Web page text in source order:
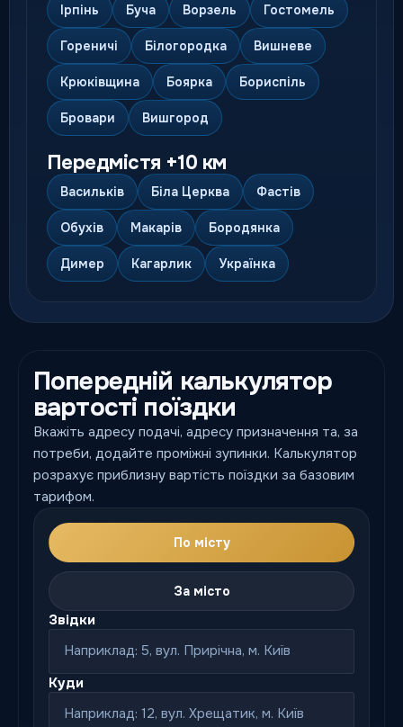
Ірпінь Буча Ворзель Гостомель
Гореничі Білогородка Вишневе
Крюківщина Боярка Бориспіль
Бровари Вишгород
Передмістя +10 км
Васильків Біла Церква Фастів
Обухів Макарів Бородянка
Димер Кагарлик Українка
Попередній калькулятор
вартості поїздки
Вкажіть адресу подачі, адресу призначення та, за
потреби, додайте проміжні зупинки. Калькулятор
розрахує приблизну вартість поїздки за базовим
тарифом.
По місту
За місто
Звідки
Куди